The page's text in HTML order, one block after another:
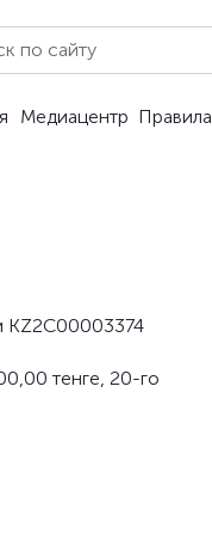
Медиацентр Правила
KZ2C00003374
тенге, 20-го